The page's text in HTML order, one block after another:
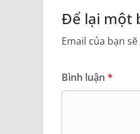
Để lại một
Email của bạn
Bình luận *